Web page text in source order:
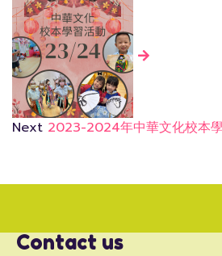
Next 2023-2024年中華文化校本
Contact us